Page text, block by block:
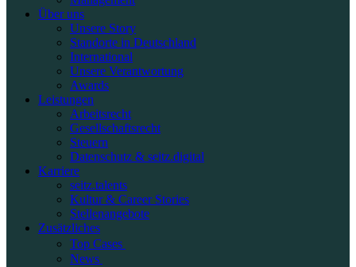
Über uns
Unsere Story
Standorte in Deutschland
International
Unsere Verantwortung
Awards
Leistungen
Arbeitsrecht
Gesellschaftsrecht
Steuern
Datenschutz & seitz.digital
Karriere
seitz.talents
Kultur & Career Stories
Stellenangebote
Zusätzliches
Top Cases
News